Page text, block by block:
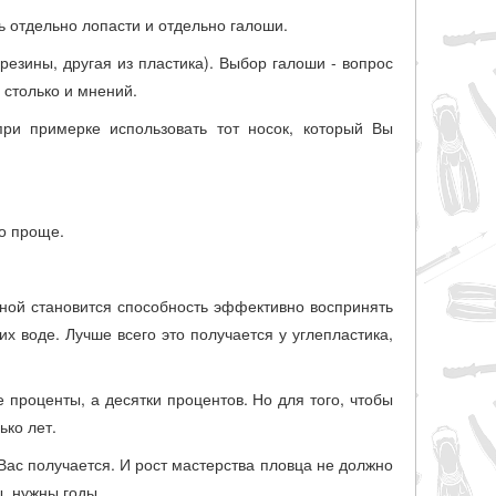
отдельно лопасти и отдельно галоши.
другая из пластика). Выбор галоши - вопрос
и мнений.
примерке использовать тот носок, который Вы
проще.
становится способность эффективно воспринять
Лучше всего это получается у углепластика,
а десятки процентов. Но для того, чтобы
лет.
получается. И рост мастерства пловца не должно
нужны годы.